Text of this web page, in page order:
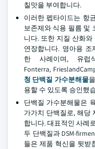
칠맛을 부여합니다.
이러한 펩타이드는 항
보존제와 식용 필름 및
니다. 또한 지질 산화
연장합니다. 영아용
한 사례이며, 유럽식
Fonterra,
청 단백질 가수분해물
용할 수 있도록 승인했
단백질 가수분해물은
가가치 단백질로, 해당
합니다. 대표적인 사례
두 단백질과 DSM-
들은 제품 혁신을 뒷받